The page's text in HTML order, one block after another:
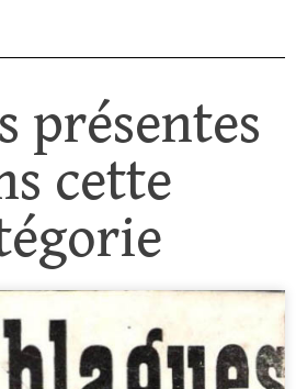
présentes
cette